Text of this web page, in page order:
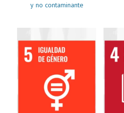
y no contaminante